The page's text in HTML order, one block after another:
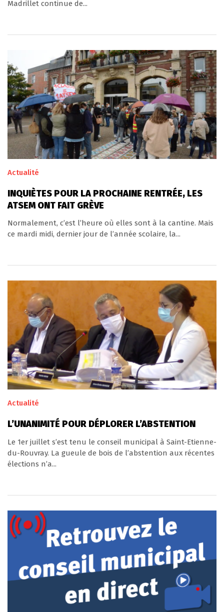
Madrillet continue de...
Actualité
INQUIÈTES POUR LA PROCHAINE RENTRÉE, LES
ATSEM ONT FAIT GRÈVE
Normalement, c’est l’heure où elles sont à la cantine. Mais
ce mardi midi, dernier jour de l’année scolaire, la...
Actualité
L’UNANIMITÉ POUR DÉPLORER L’ABSTENTION
Le 1er juillet s’est tenu le conseil municipal à Saint-Etienne-
du-Rouvray. La gueule de bois de l’abstention aux récentes
élections n’a...